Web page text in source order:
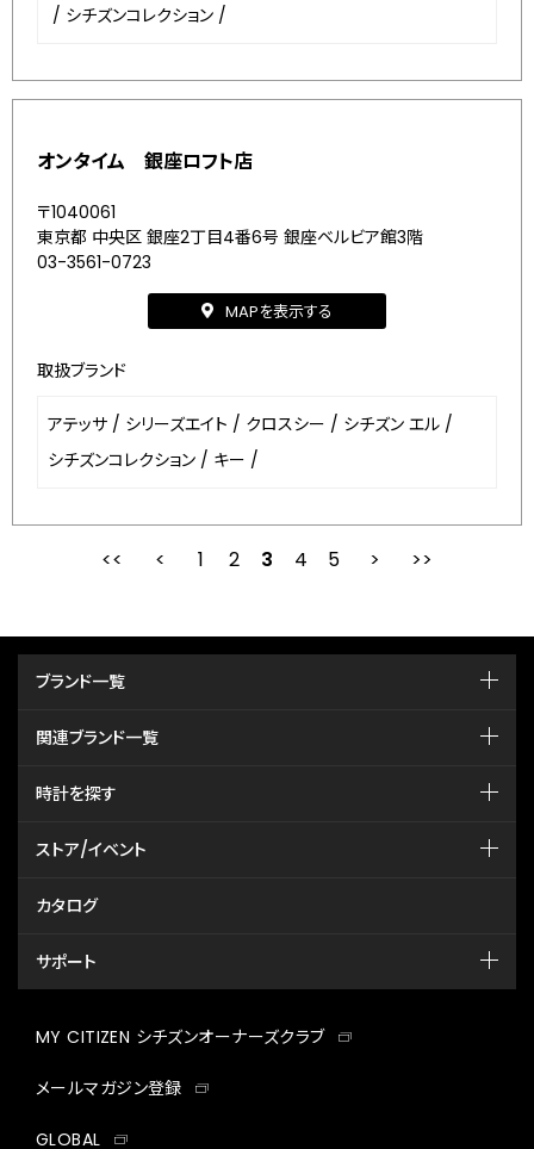
/ シチズンコレクション /
オンタイム 銀座ロフト店
〒1040061
東京都 中央区 銀座2丁目4番6号 銀座ベルビア館3階
03-3561-0723
MAPを表示する
取扱ブランド
アテッサ / シリーズエイト / クロスシー / シチズン エル /
シチズンコレクション / キー /
最初 前
1 2 3 4 5
ブランド一覧
関連ブランド一覧
時計を探す
ストア/イベント
カタログ
サポート
MY CITIZEN シチズンオーナーズクラブ
メールマガジン登録
GLOBAL